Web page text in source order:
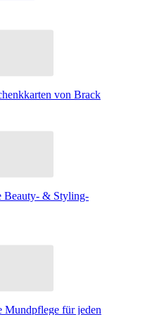
von Brack
Beauty- & Styling-
Mundpflege für jeden